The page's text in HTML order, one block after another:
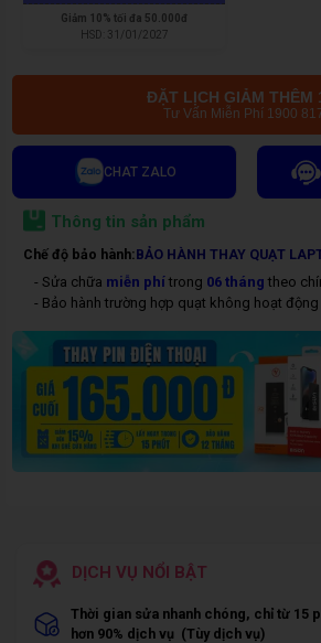
Giảm 10% tối đa 50.000đ
HSD:
31/01/2027
ĐẶT LỊCH GIẢM THÊM
Tư Vấn Miễn Phí 1900
CHAT ZALO
Thông tin sản phẩm
Chế độ bảo hành:BẢO HÀNH THAY QUẠT
- Sửa chữa miễn phí trong 06 tháng theo
- Bảo hành trường hợp quạt không hoạt động
DỊCH VỤ NỔI BẬT
Thời gian sửa nhanh chóng, chỉ từ 15
hơn 90% dịch vụ (Tùy dịch vụ)